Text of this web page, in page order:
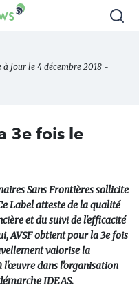
à jour le 4 décembre 2018 -
3e fois le
Sans Frontières sollicite
Label atteste de la qualité
et du suivi de l'efficacité
AVSF obtient pour la 3e fois
valorise la
dans l'organisation
IDEAS.